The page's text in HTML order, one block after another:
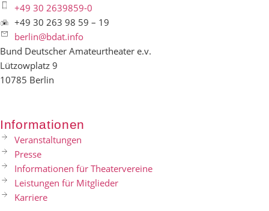
+49 30 2639859-0
+49 30 263 98 59 – 19
berlin@bdat.info
Bund Deutscher Amateurtheater e.v.
Lützowplatz 9
10785 Berlin
Informationen
Veranstaltungen
Presse
Informationen für Theatervereine
Leistungen für Mitglieder
Karriere